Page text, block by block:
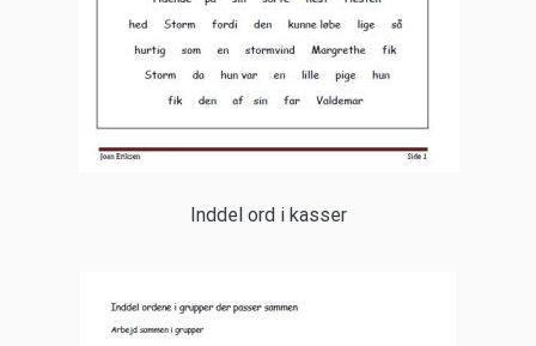
Inddel ord i kasser